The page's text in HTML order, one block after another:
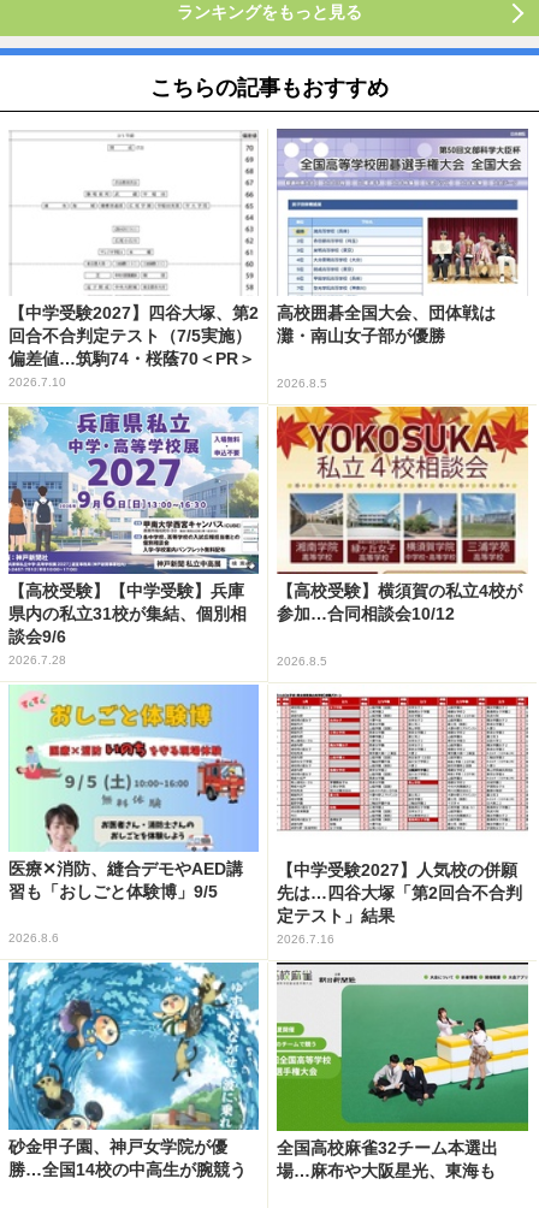
ランキングをもっと見る
こちらの記事もおすすめ
【中学受験2027】四谷大塚、第2
回合不合判定テスト（7/5実施）
偏差値…筑駒74・桜蔭70＜PR＞
2026.7.10
高校囲碁全国大会、団体戦は
灘・南山女子部が優勝
2026.8.5
【高校受験】【中学受験】兵庫
県内の私立31校が集結、個別相
談会9/6
2026.7.28
【高校受験】横須賀の私立4校が
参加…合同相談会10/12
2026.8.5
医療✕消防、縫合デモやAED講
習も「おしごと体験博」9/5
2026.8.6
【中学受験2027】人気校の併願
先は…四谷大塚「第2回合不合判
定テスト」結果
2026.7.16
砂金甲子園、神戸女学院が優
勝…全国14校の中高生が腕競う
全国高校麻雀32チーム本選出
場…麻布や大阪星光、東海も